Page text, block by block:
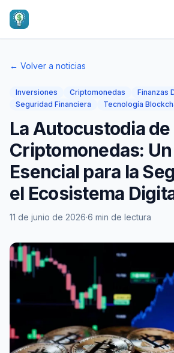
← Volver a noticias
Inversiones Criptomonedas
Finanzas
Seguridad Financiera
Tecnología
La Autocustodia de
Criptomonedas:
Esencial para la
el Ecosistema
11 de junio de 2026·6 min de lectura